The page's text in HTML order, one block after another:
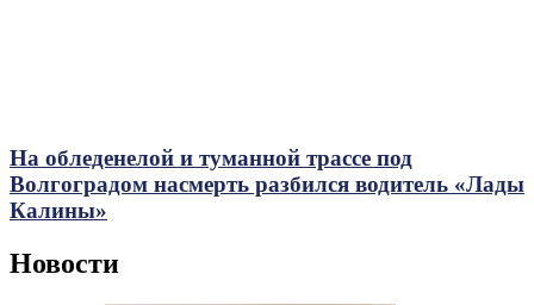
На обледенелой и туманной трассе под
Волгоградом насмерть разбился водитель «Лады
Калины»
Новости